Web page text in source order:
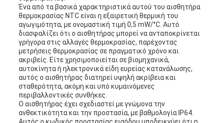
Ένα από τα βασικά χαρακτηριστικά αυτού του αισθητήρα
θερμοκρασίας NTC είναι η εξαιρετική θερμική του
αγωγιμότητα, με ονομαστική τιμή 0,5 mW/°C. Αυτό
διασφαλίζει ότι ο αισθητήρας μπορεί να ανταποκρίνεται
γρήγορα στις αλλαγές θερμοκρασίας, παρέχοντας
μετρήσεις θερμοκρασίας σε πραγματικό χρόνο και
ακριβείς. Είτε χρησιμοποιείται σε βιομηχανικά,
αυτοκίνητα ή ηλεκτρονικά είδη ευρείας κατανάλωσης,
αυτός ο αισθητήρας διατηρεί υψηλή ακρίβεια και
σταθερότητα, ακόμη και υπό κυμαινόμενες
περιβαλλοντικές συνθήκες.
Ο αισθητήρας έχει σχεδιαστεί με γνώμονα την
ανθεκτικότητα και την προστασία, με βαθμολογία IP64.